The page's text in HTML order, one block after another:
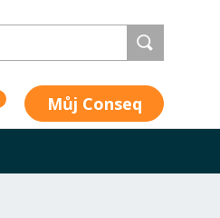
Můj Conseq